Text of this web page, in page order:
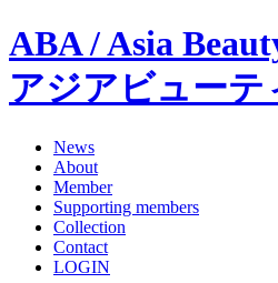
ABA / Asia
アジアビューテ
News
About
Member
Supporting members
Collection
Contact
LOGIN